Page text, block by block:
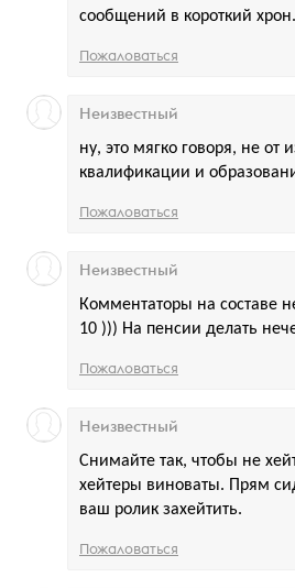
сообщений в короткий хрон.
Пожаловаться
ну, это мягко говоря, не от
квалификации и
Неизвестный
Пожаловаться
Комментаторы на составе
10 ))) На пенсии делать
Неизвестный
Пожаловаться
Снимайте так, чтобы не
хейтеры виноваты. Прям
ваш ролик захейтить.
Неизвестный
Пожаловаться